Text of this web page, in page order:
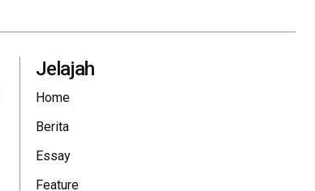
Jelajah
Home
Berita
Essay
Feature